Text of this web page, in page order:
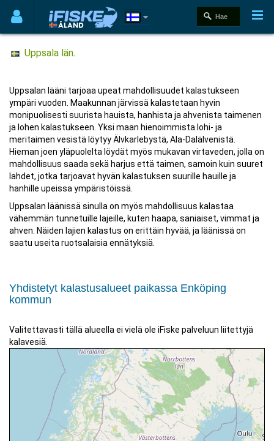
Uppsala län.
Uppsalan lääni tarjoaa upeat mahdollisuudet kalastukseen
ympäri vuoden. Maakunnan järvissä kalastetaan hyvin
monipuolisesti suurista hauista, hanhista ja ahvenista taimenen
ja lohen kalastukseen. Yksi maan hienoimmista lohi- ja
meritaimen vesistä löytyy Älvkarlebystä, Ala-Dalälvenistä.
Hieman joen yläpuolelta löydät myös mukavan virtaveden, jolla on
mahdollisuus saada sekä harjus että taimen, samoin kuin suuret
lahdet, jotka tarjoavat hyvän kalastuksen suurille hauille ja
hanhille upeissa ympäristöissä.
Uppsalan läänissä sinulla on myös mahdollisuus kalastaa
vähemmän tunnetuille lajeille, kuten haapa, saniaiset, vimmat ja
ahven. Näiden lajien kalastus on erittäin hyvää, ja läänissä on
saatu useita ruotsalaisia ennätyksiä.
Yhdistetyt kalastusalueet paikassa Enköping
kommun
Valitettavasti tällä alueella ei vielä ole iFiske palveluun liitettyjä
kalavesiä.